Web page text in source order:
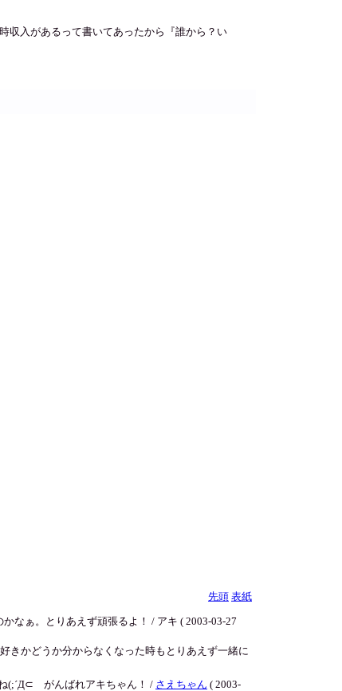
入があるって書いてあったから『誰から？い
先頭 表紙
なぁ。とりあえず頑張るよ！ / アキ ( 2003-03-27
きかどうか分からなくなった時もとりあえず一緒に
(;´Д⊂ がんばれアキちゃん！ / さえちゃん ( 2003-